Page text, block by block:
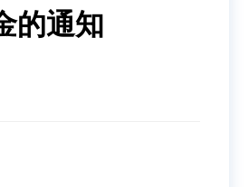
的通知